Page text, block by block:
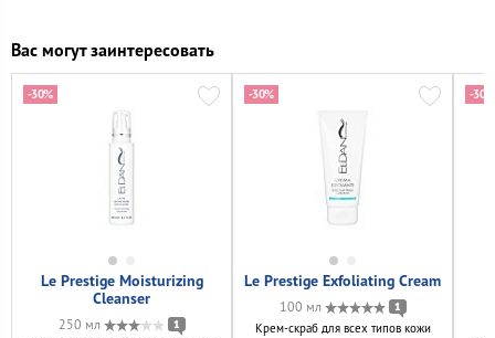
Вас могут заинтересовать
Le Prestige Moisturizing
Cleanser
250 мл 1
-30%
Le Prestige Exfoliating Cream
100 мл 1
Крем-скраб для всех типов кожи
-30% -30%